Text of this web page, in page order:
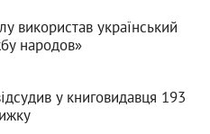
використав український
народов»
у книговидавця 193